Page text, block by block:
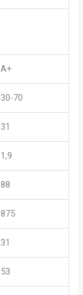
A+
30-70
31
1,9
88
875
31
53